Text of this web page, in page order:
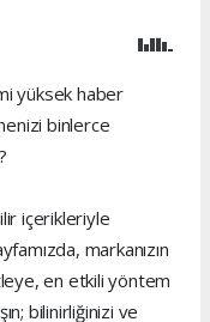
yüksek haber
binlerce
içerikleriyle
markanızın
en etkili yöntem
bilinirliğinizi ve